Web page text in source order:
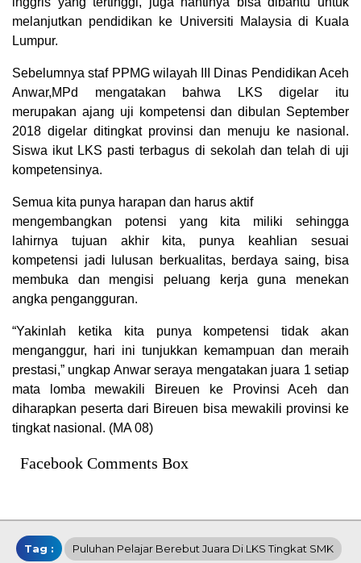
melanjutkan pendidikan ke Universiti Malaysia di Kuala
Lumpur.
Sebelumnya staf PPMG wilayah III Dinas Pendidikan Aceh
Anwar,MPd mengatakan bahwa LKS digelar itu
merupakan ajang uji kompetensi dan dibulan September
2018 digelar ditingkat provinsi dan menuju ke nasional.
Siswa ikut LKS pasti terbagus di sekolah dan telah di uji
kompetensinya.
Semua kita punya harapan dan harus aktif
mengembangkan potensi yang kita miliki sehingga
lahirnya tujuan akhir kita, punya keahlian sesuai
kompetensi jadi lulusan berkualitas, berdaya saing, bisa
membuka dan mengisi peluang kerja guna menekan
angka pengangguran.
“Yakinlah ketika kita punya kompetensi tidak akan
menganggur, hari ini tunjukkan kemampuan dan meraih
prestasi,” ungkap Anwar seraya mengatakan juara 1 setiap
mata lomba mewakili Bireuen ke Provinsi Aceh dan
diharapkan peserta dari Bireuen bisa mewakili provinsi ke
tingkat nasional. (MA 08)
Facebook Comments Box
Tag : Puluhan Pelajar Berebut Juara Di LKS Tingkat SMK